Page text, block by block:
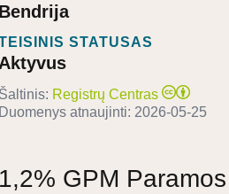
Bendrija
STATUSAS
Aktyvus
Šaltinis: Registrų Centras
Duomenys atnaujinti: 2026-05-25
1,2% GPM